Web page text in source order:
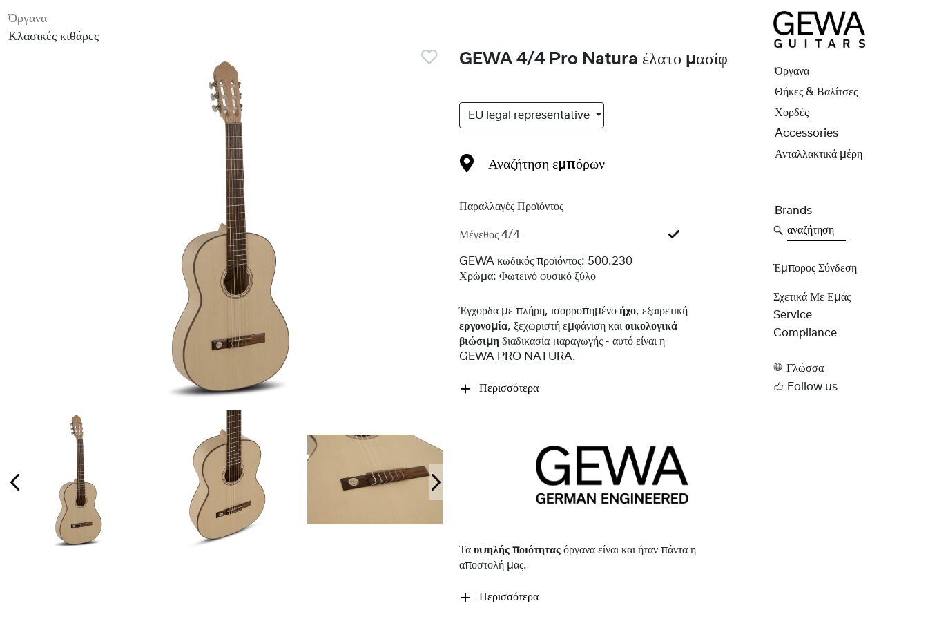
Όργανα
Κλασικές κιθάρες
GEWA 4/4 Pro Natura έλατο μασίφ
Παραλλαγές Προϊόντος
Μέγεθος 4/4
Αναζήτηση εμπόρων
EU legal representative
GEWA κωδικός προϊόντος: 500.230
Χρώμα: Φωτεινό φυσικό ξύλο
Έγχορδα με πλήρη, ισορροπημένοήχο, εξαιρετική
εργονομία, ξεχωριστή εμφάνιση καιοικολογικά
βιώσιμη διαδικασία παραγωγής - αυτό είναι η
GEWA PRO NATURA.
Περισσότερα
Ταυψηλής ποιότητας όργανα είναι και ήταν πάντα η
αποστολή μας.
Περισσότερα
Όργανα
Θήκες & Βαλίτσες
Χορδές
Accessories
Ανταλλακτικά μέρη
Brands
αναζήτηση
Έμπορος Σύνδεση
Σχετικά Με Εμάς
Service
Compliance
Γλώσσα
Follow us